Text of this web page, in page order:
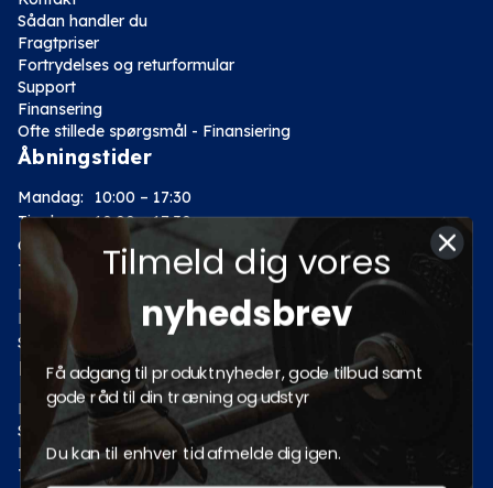
Sådan handler du
Fragtpriser
Fortrydelses og returformular
Support
Finansering
Ofte stillede spørgsmål - Finansiering
Åbningstider
Mandag:
10:00 – 17:30
Tirsdag: 10:00 – 17:30
Onsdag:
10:00 – 17:30
Torsdag:
10:00 – 17:30
Fredag:
10:00 – 17:30
Lørdag:
10:00 – 14:00
Søndag: Lukket
Kategorier
Motion
Styrketræning
Fitness
Tilbud
Tilmeld dig vores
nyhedsbrev
Få adgang til produktnyheder, gode tilbud samt
gode råd til din træning og udstyr
Du kan til enhver tid afmelde dig igen.